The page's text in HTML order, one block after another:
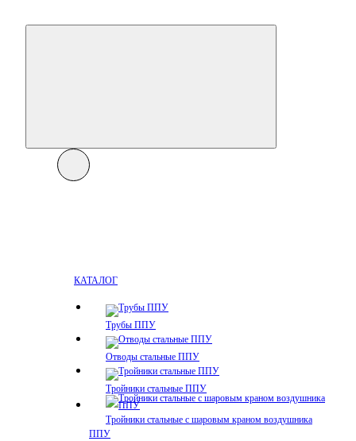
КАТАЛОГ
Трубы ППУ
Отводы стальные ППУ
Тройники стальные ППУ
Тройники стальные с шаровым краном воздушника
ППУ